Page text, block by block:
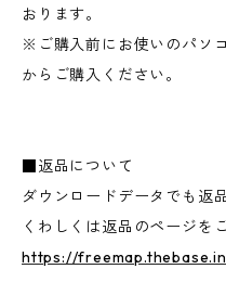
おります。
※ご購入前にお使いのパソ
からご購入ください。
■返品について
ダウンロードデータでも返
くわしくは返品のページを
https://